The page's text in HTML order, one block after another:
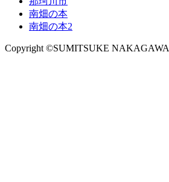
南畑の本
南畑の本2
Copyright ©SUMITSUKE NAKAGAWA